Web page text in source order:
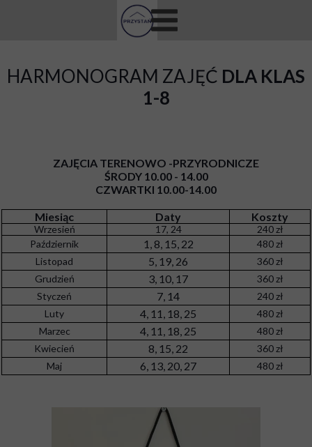
ZAJĘCIA TERENOWO -PRZYRODNICZE
ŚRODY 10.00 - 14.00
CZWARTKI 10.00-14.00
Miesiąc Daty Koszty
Wrzesień 17, 24
240 zł
Październik
1, 8, 15, 22
480 zł
Listopad
5, 19, 26
360 zł
Grudzień
3, 10, 17
360 zł
Styczeń
7, 14
240 zł
Luty
4, 11, 18, 25
480 zł
Marzec
4, 11, 18, 25
480 zł
Kwiecień
8, 15, 22
360 zł
Maj
6, 13, 20, 27 480 zł
HARMONOGRAM ZAJĘĆ DLA KLAS
1-8